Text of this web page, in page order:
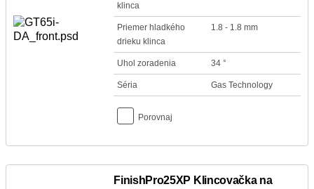
klinca
Priemer hladkého
drieku klinca
1.8 - 1.8 mm
Uhol zoradenia 34 °
Séria Gas Technology
Porovnaj
FinishPro25XP Klincovačka na